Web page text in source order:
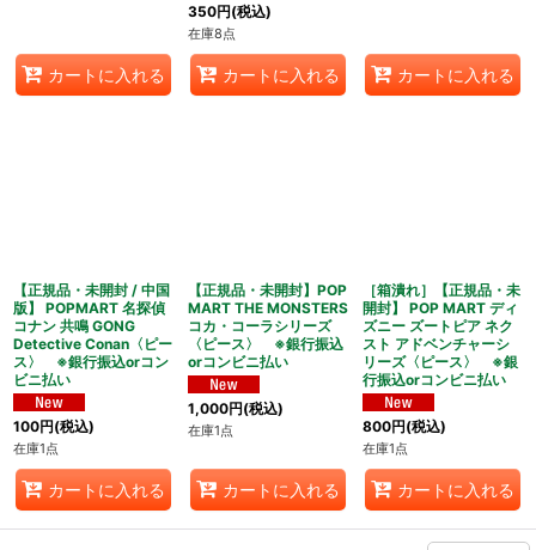
カートに入れる
350円(税込)
在庫8点
カートに入れる カートに入れる
【正規品・未開封 / 中国
版】 POPMART 名探偵
コナン 共鳴 GONG
Detective Conan〈ピー
ス〉 ※銀行振込orコン
ビニ払い
100円(税込)
在庫1点
カートに入れる
【正規品・未開封】POP
MART THE MONSTERS
コカ・コーラシリーズ
〈ピース〉 ※銀行振込
orコンビニ払い
1,000円(税込)
在庫1点
カートに入れる
［箱潰れ］【正規品・未
開封】 POP MART ディ
ズニー ズートピア ネク
スト アドベンチャーシ
リーズ〈ピース〉 ※銀
行振込orコンビニ払い
800円(税込)
在庫1点
カートに入れる